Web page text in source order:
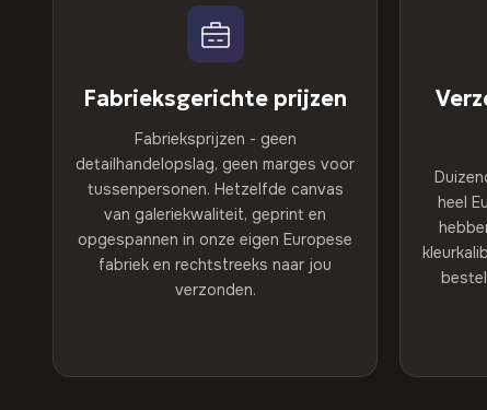
Fabrieksgerichte prijzen
Fabrieksprijzen - geen
detailhandelopslag, geen marges voor
tussenpersonen. Hetzelfde canvas
van galeriekwaliteit, geprint en
opgespannen in onze eigen Europese
fabriek en rechtstreeks naar jou
verzonden.
heel